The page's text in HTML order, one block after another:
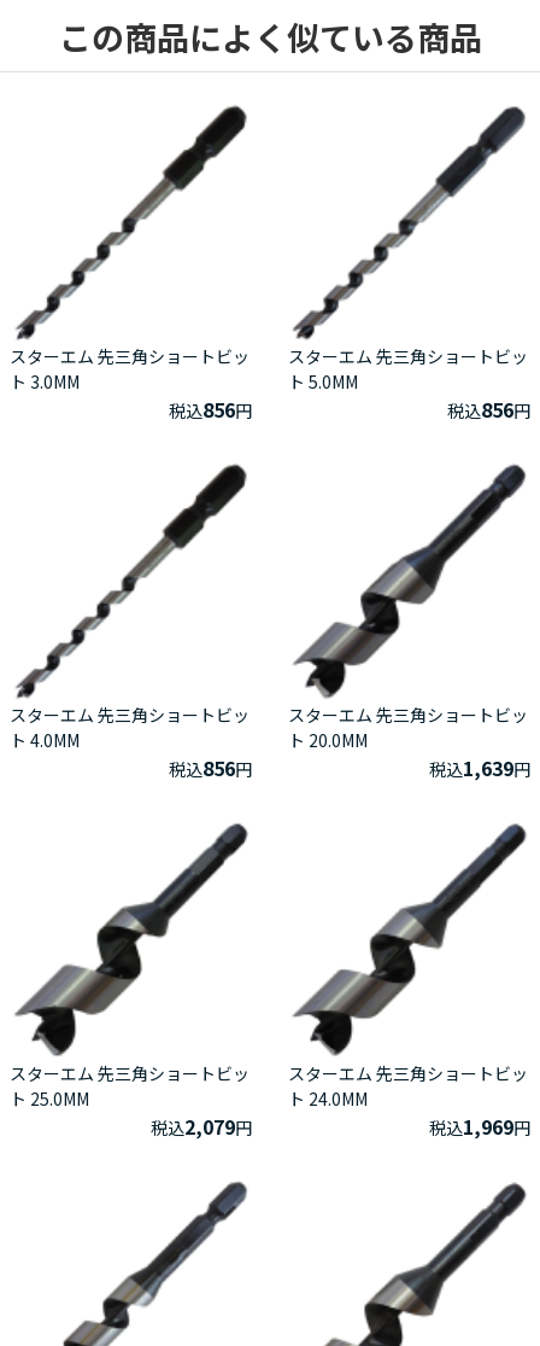
この商品によく似ている商品
スターエム 先三角ショートビッ
ト 3.0MM
税込856円
スターエム 先三角ショートビッ
ト 5.0MM
税込856円
スターエム 先三角ショートビッ
ト 4.0MM
税込856円
スターエム 先三角ショートビッ
ト 20.0MM
税込1,639円
スターエム 先三角ショートビッ
ト 25.0MM
税込2,079円
スターエム 先三角ショートビッ
ト 24.0MM
税込1,969円